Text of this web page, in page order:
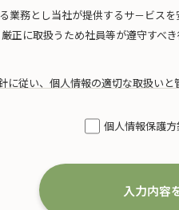
業務とし当社が提供するサ－ビス
正に取扱うため社員等が遵守すべ
に従い、個人情報の適切な取扱いと
考慮した適切な個人情報の取得
します。
以下の通りです。
個人情報保護
入力内容